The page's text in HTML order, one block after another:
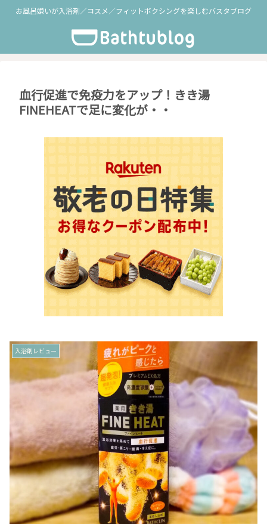
お風呂嫌いが入浴剤／コスメ／フィットボクシングを楽しむバスタブログ
血行促進で免疫力をアップ！きき湯
FINEHEATで足に変化が・・
入浴剤レビュー